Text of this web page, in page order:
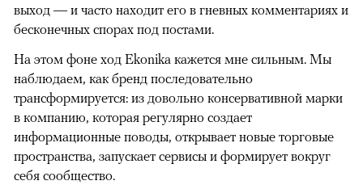
выход — и часто находит его в гневных комментариях и
бесконечных спорах под постами.
На этом фоне ход Ekonika кажется мне сильным. Мы
наблюдаем, как бренд последовательно
трансформируется: из довольно консервативной марки
в компанию, которая регулярно создает
информационные поводы, открывает новые торговые
пространства, запускает сервисы и формирует вокруг
себя сообщество.